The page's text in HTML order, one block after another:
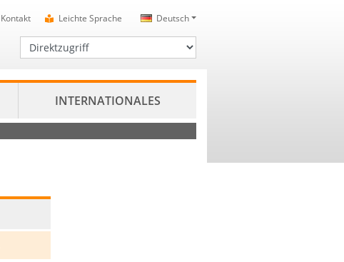
Deutsch
Kontakt Leichte Sprache
Direktzugriff
INTERNATIONALES